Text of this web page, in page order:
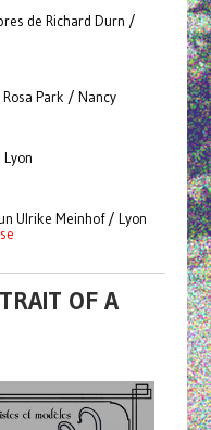
de Richard Durn /
Park / Nancy
Ulrike Meinhof / Lyon
OF A